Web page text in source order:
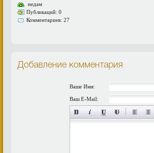
недам
Публикаций: 0
Комментариев: 27
Добавление комментария
Ваше Имя:
Ваш E-Mail: